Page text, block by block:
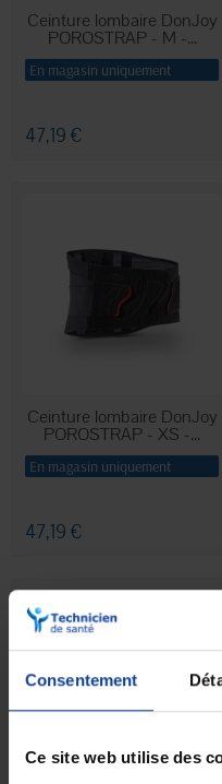
Consentement
Ce site web utilise des
Ceinture lombaire DonJoy
POROSTRAP - M -...
En magasin uniquement
47,19 €
Ceinture lombaire DonJoy
POROSTRAP - XS -...
En magasin uniquement
47,19 €